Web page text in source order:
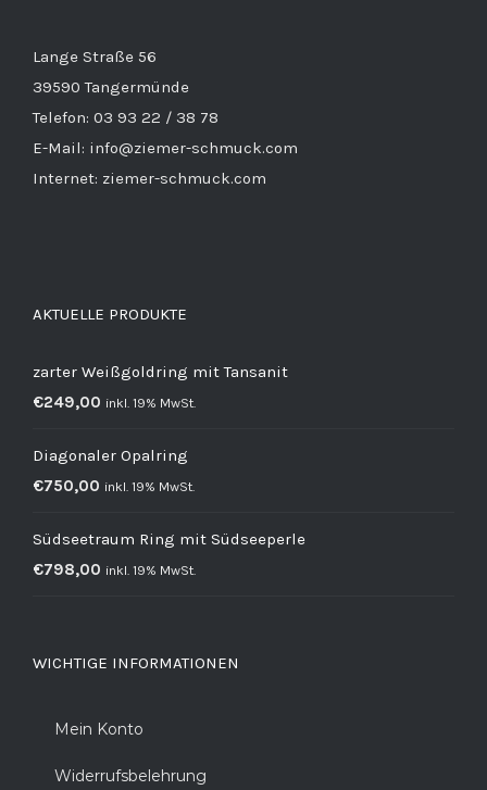
Lange Straße 56
39590 Tangermünde
Telefon: 03 93 22 / 38 78
E-Mail: info@ziemer-schmuck.com
Internet: ziemer-schmuck.com
AKTUELLE PRODUKTE
zarter Weißgoldring mit Tansanit
€249,00 inkl. 19% MwSt.
Diagonaler Opalring
€750,00 inkl. 19% MwSt.
Südseetraum Ring mit Südseeperle
€798,00 inkl. 19% MwSt.
WICHTIGE INFORMATIONEN
Mein Konto
Widerrufsbelehrung